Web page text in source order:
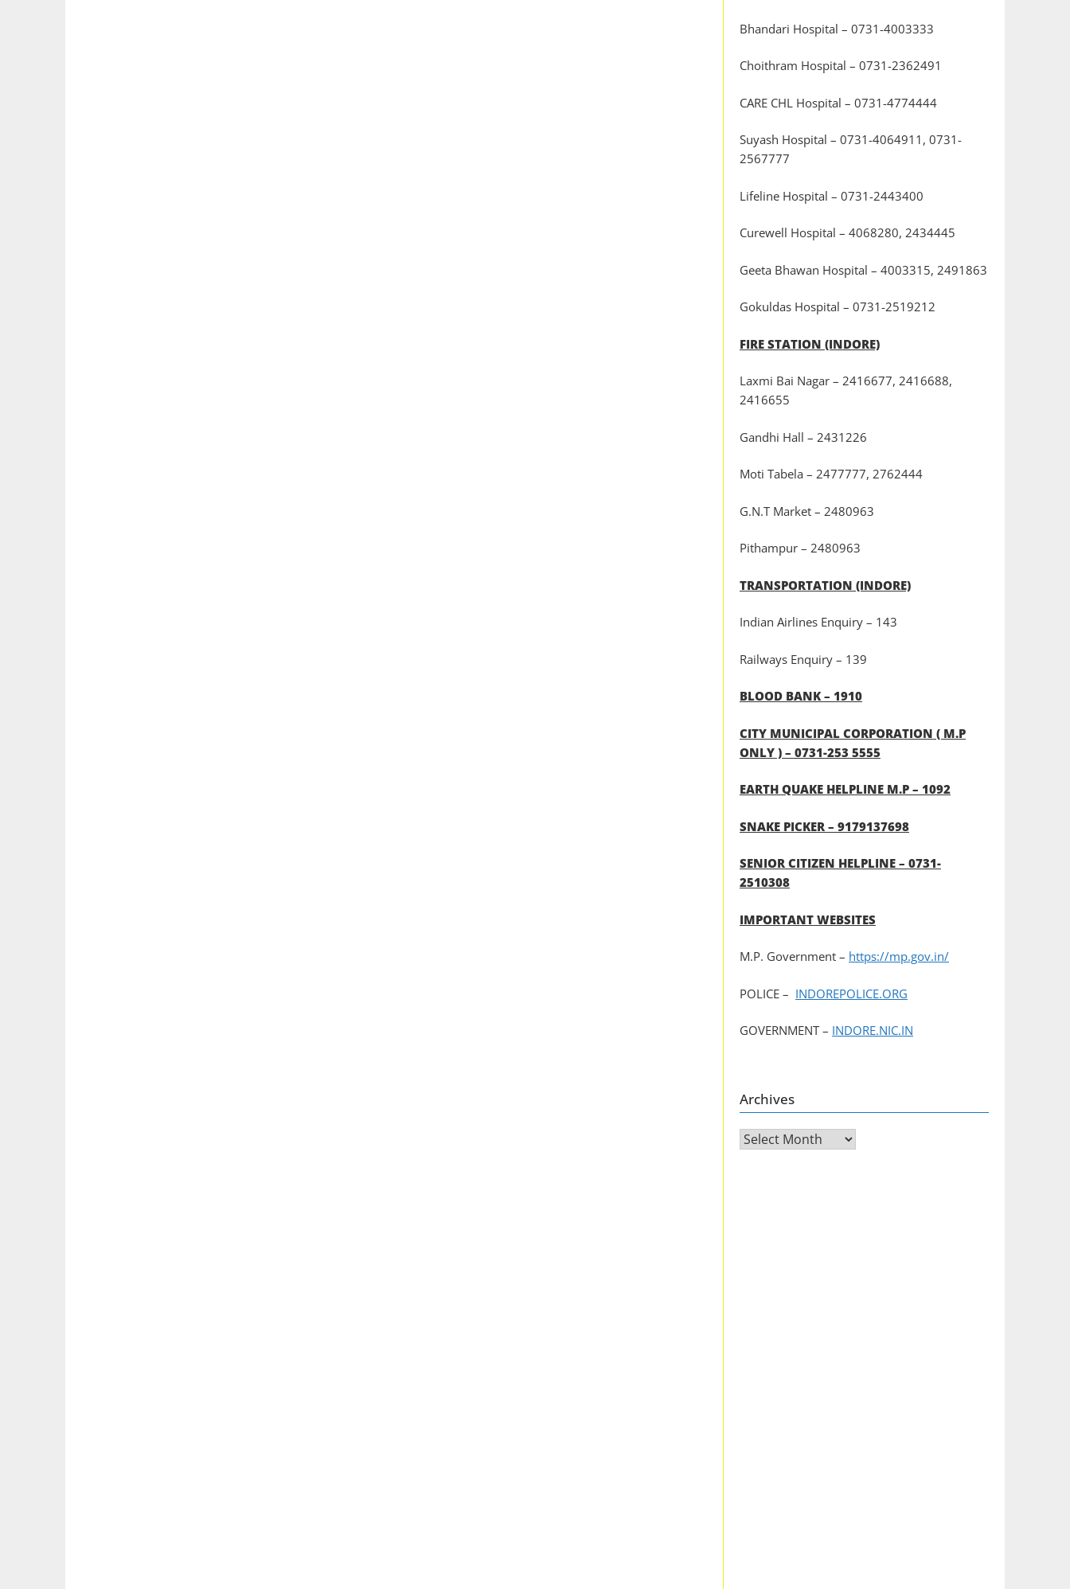
Bhandari Hospital – 0731-4003333
Choithram Hospital – 0731-2362491
CARE CHL Hospital – 0731-4774444
Suyash Hospital – 0731-4064911, 0731-
2567777
Lifeline Hospital – 0731-2443400
Curewell Hospital – 4068280, 2434445
Geeta Bhawan Hospital – 4003315, 2491863
Gokuldas Hospital – 0731-2519212
FIRE STATION (INDORE)
Laxmi Bai Nagar – 2416677, 2416688,
2416655
Gandhi Hall – 2431226
Moti Tabela – 2477777, 2762444
G.N.T Market – 2480963
Pithampur – 2480963
TRANSPORTATION (INDORE)
Indian Airlines Enquiry – 143
Railways Enquiry – 139
BLOOD BANK – 1910
CITY MUNICIPAL CORPORATION ( M.P
ONLY ) – 0731-253 5555
EARTH QUAKE HELPLINE M.P – 1092
SNAKE PICKER – 9179137698
SENIOR CITIZEN HELPLINE – 0731-
2510308
IMPORTANT WEBSITES
M.P. Government – https://mp.gov.in/
POLICE – INDOREPOLICE.ORG
GOVERNMENT – INDORE.NIC.IN
Archives
Archives